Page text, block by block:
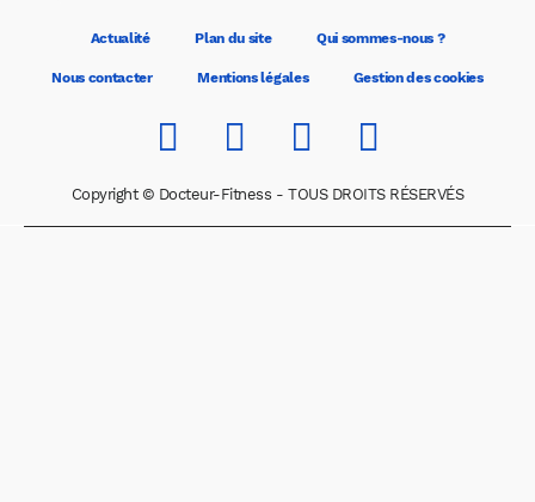
Actualité Plan du site Qui sommes-nous ?
Nous contacter Mentions légales Gestion des cookies
Copyright © Docteur-Fitness - TOUS DROITS RÉSERVÉS